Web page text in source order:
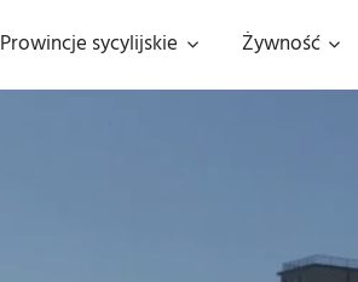
Prowincje sycylijskie Żywność